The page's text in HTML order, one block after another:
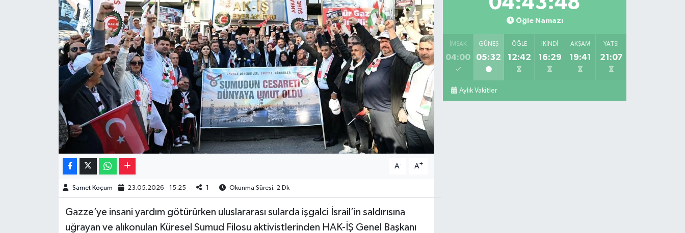
A- A+
Samet Koçum 23.05.2026 - 15:25 Okunma Süresi: 2 Dk
Gazze’ye insani yardım götürürken uluslararası sularda işgalci İsrail’in saldırısına
uğrayan ve alıkonulan Küresel Sumud Filosu aktivistlerinden HAK-İŞ Genel Başkanı
Öğle Namazı
İMSAK
04:00
GÜNEŞ
05:32
ÖĞLE
12:42
İKINDI
16:29
AKŞAM
19:41
YATSI
21:07
Aylık Vakitler
Resmi İlanlar
Sinemalar
Siyaset
Teknoloji